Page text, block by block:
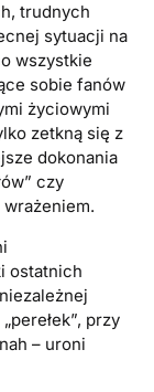
trudnych
sytuacji na
wszystkie
sobie fanów
życiowymi
zetkną się z
dokonania
czy
wrażeniem.
ostatnich
przy
– uroni